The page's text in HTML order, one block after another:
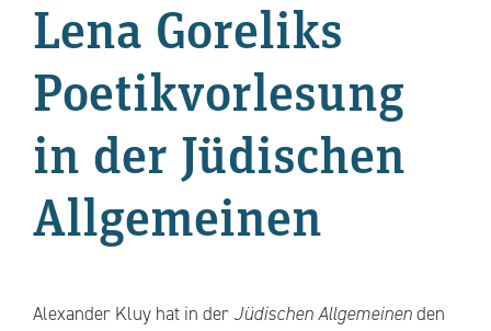
Lena Goreliks
Poetikvorlesung
in der Jüdischen
Allgemeinen
Alexander Kluy hat in derJüdischen Allgemeinenden